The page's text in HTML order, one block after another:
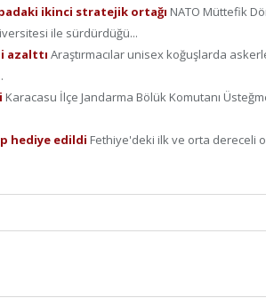
ikinci stratejik ortağı NATO Müttefik
ile sürdürdüğü...
azalttı Araştırmacılar unisex koğuşlarda
Karacasu İlçe Jandarma Bölük Komutanı
hediye edildi Fethiye'deki ilk ve orta dereceli